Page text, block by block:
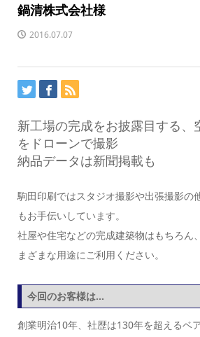
鍋清株式会社様
2016.07.07
新工場の完成をお披露目する、
をドローンで撮影
納品データは新聞掲載も
駒田印刷ではスタジオ撮影や出張撮影の
もお手伝いしています。
社屋や住宅などの完成建築物はもちろん
まざまな用途にご利用ください。
今回のお客様は…
創業明治10年、社歴は130年を超えるベ